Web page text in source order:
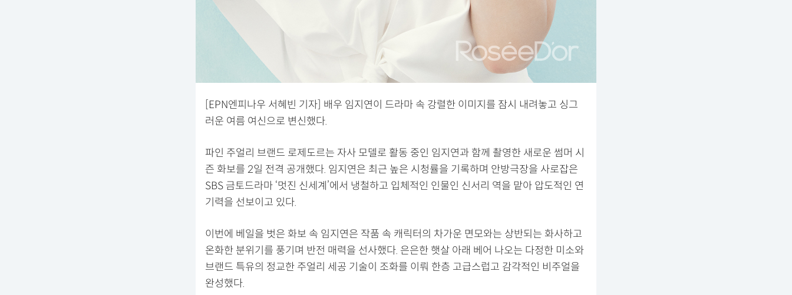
[EPN엔피나우 서혜빈 기자] 배우 임지연이 드라마 속 강렬한 이미지를 잠시 내려놓고 싱그
러운 여름 여신으로 변신했다.
파인 주얼리 브랜드 로제도르는 자사 모델로 활동 중인 임지연과 함께 촬영한 새로운 썸머 시
즌 화보를 2일 전격 공개했다. 임지연은 최근 높은 시청률을 기록하며 안방극장을 사로잡은
SBS 금토드라마 ‘멋진 신세계’에서 냉철하고 입체적인 인물인 신서리 역을 맡아 압도적인 연
기력을 선보이고 있다.
이번에 베일을 벗은 화보 속 임지연은 작품 속 캐릭터의 차가운 면모와는 상반되는 화사하고
온화한 분위기를 풍기며 반전 매력을 선사했다. 은은한 햇살 아래 베어 나오는 다정한 미소와
브랜드 특유의 정교한 주얼리 세공 기술이 조화를 이뤄 한층 고급스럽고 감각적인 비주얼을
완성했다.